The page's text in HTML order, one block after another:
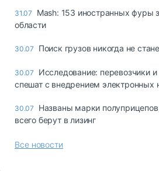
31.07
Mash: 153 иностранных фуры
области
30.07 Поиск грузов никогда не
30.07
Исследование: перевозчики
спешат с внедрением электронных
30.07
Названы марки
всего берут в лизинг
Все новости